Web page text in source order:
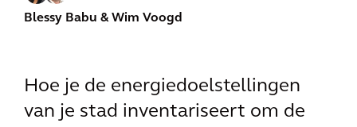
Blessy Babu & Wim Voogd
Hoe je de energiedoelstellingen
van je stad inventariseert om de